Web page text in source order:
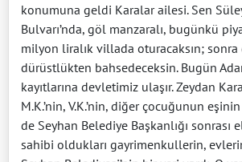
konumuna geldi Karalar ailesi. Sen
Bulvarı’nda, göl manzaralı, bugünkü
milyon liralık villada oturacaksın; sonra
dürüstlükten bahsedeceksin. Bugün
kayıtlarına devletimiz ulaşır. Zeydan
M.K.’nin, V.K.’nin, diğer çocuğunun
de Seyhan Belediye Başkanlığı sonrası
sahibi oldukları gayrimenkullerin,